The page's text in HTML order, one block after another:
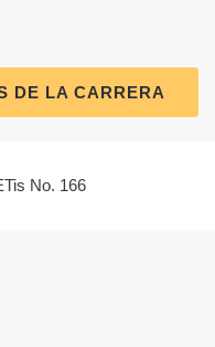
DE LA CARRERA
No. 166